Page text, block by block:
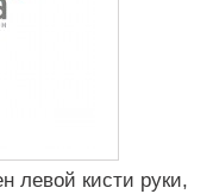
левой кисти руки,